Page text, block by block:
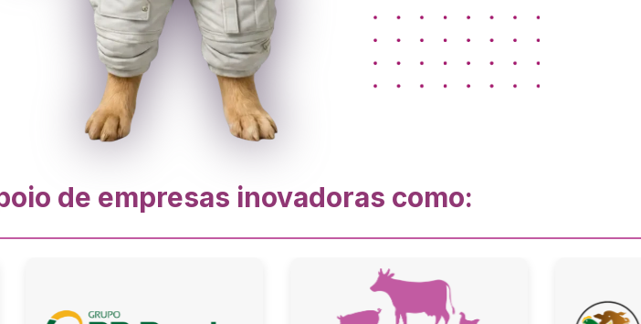
de empresas inovadoras como: